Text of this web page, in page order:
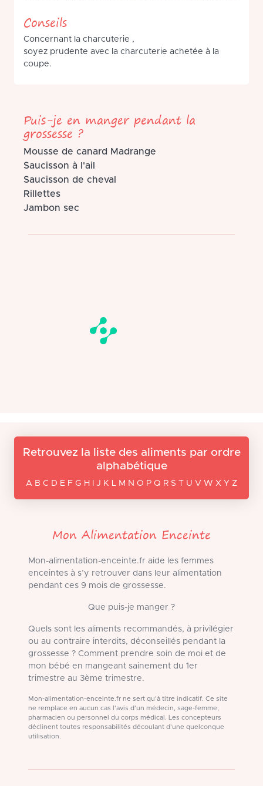
Conseils
Concernant la charcuterie ,
soyez prudente avec la charcuterie achetée à la
coupe.
Puis-je en manger pendant la
grossesse ?
Mousse de canard Madrange
Saucisson à l'ail
Saucisson de cheval
Rillettes
Jambon sec
Retrouvez la liste des aliments par ordre
alphabétique
A B C D E F G H I J K L M N O P Q R S T U V W X Y Z
Mon Alimentation Enceinte
Mon-alimentation-enceinte.fr aide les femmes
enceintes à s’y retrouver dans leur alimentation
pendant ces 9 mois de grossesse.
Que puis-je manger ?
Quels sont les aliments recommandés, à privilégier
ou au contraire interdits, déconseillés pendant la
grossesse ? Comment prendre soin de moi et de
mon bébé en mangeant sainement du 1er
trimestre au 3ème trimestre.
Mon-alimentation-enceinte.fr ne sert qu'à titre indicatif. Ce site
ne remplace en aucun cas l'avis d'un médecin, sage-femme,
pharmacien ou personnel du corps médical. Les concepteurs
déclinent toutes responsabilités découlant d'une quelconque
utilisation.